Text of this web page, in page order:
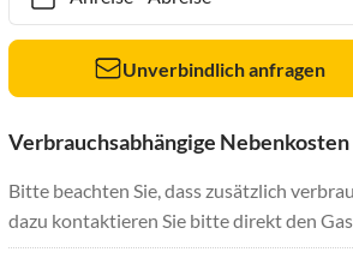
Unverbindlich anfragen
Verbrauchsabhängige Nebenkosten
Bitte beachten Sie, dass zusätzlich
dazu kontaktieren Sie bitte direkt den